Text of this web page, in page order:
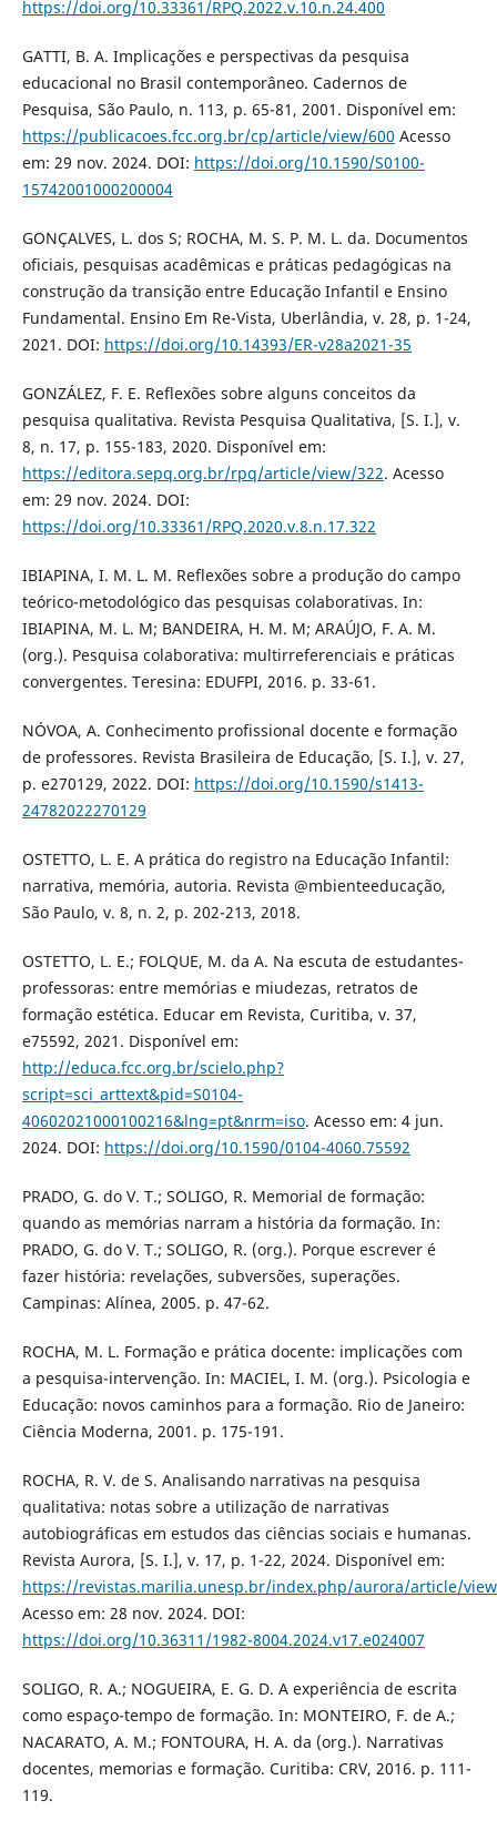
https://doi.org/10.33361/RPQ.2022.v.10.n.24.400
GATTI, B. A. Implicações e perspectivas da pesquisa
educacional no Brasil contemporâneo. Cadernos de
Pesquisa, São Paulo, n. 113, p. 65-81, 2001. Disponível em:
https://publicacoes.fcc.org.br/cp/article/view/600 Acesso
em: 29 nov. 2024. DOI: https://doi.org/10.1590/S0100-
15742001000200004
GONÇALVES, L. dos S; ROCHA, M. S. P. M. L. da. Documentos
oficiais, pesquisas acadêmicas e práticas pedagógicas na
construção da transição entre Educação Infantil e Ensino
Fundamental. Ensino Em Re-Vista, Uberlândia, v. 28, p. 1-24,
2021. DOI: https://doi.org/10.14393/ER-v28a2021-35
GONZÁLEZ, F. E. Reflexões sobre alguns conceitos da
pesquisa qualitativa. Revista Pesquisa Qualitativa, [S. I.], v.
8, n. 17, p. 155-183, 2020. Disponível em:
https://editora.sepq.org.br/rpq/article/view/322. Acesso
em: 29 nov. 2024. DOI:
https://doi.org/10.33361/RPQ.2020.v.8.n.17.322
IBIAPINA, I. M. L. M. Reflexões sobre a produção do campo
teórico-metodológico das pesquisas colaborativas. In:
IBIAPINA, M. L. M; BANDEIRA, H. M. M; ARAÚJO, F. A. M.
(org.). Pesquisa colaborativa: multirreferenciais e práticas
convergentes. Teresina: EDUFPI, 2016. p. 33-61.
NÓVOA, A. Conhecimento profissional docente e formação
de professores. Revista Brasileira de Educação, [S. I.], v. 27,
p. e270129, 2022. DOI: https://doi.org/10.1590/s1413-
24782022270129
OSTETTO, L. E. A prática do registro na Educação Infantil:
narrativa, memória, autoria. Revista @mbienteeducação,
São Paulo, v. 8, n. 2, p. 202-213, 2018.
OSTETTO, L. E.; FOLQUE, M. da A. Na escuta de estudantes-
professoras: entre memórias e miudezas, retratos de
formação estética. Educar em Revista, Curitiba, v. 37,
e75592, 2021. Disponível em:
http://educa.fcc.org.br/scielo.php?
script=sci_arttext&pid=S0104-
40602021000100216&lng=pt&nrm=iso. Acesso em: 4 jun.
2024. DOI: https://doi.org/10.1590/0104-4060.75592
PRADO, G. do V. T.; SOLIGO, R. Memorial de formação:
quando as memórias narram a história da formação. In:
PRADO, G. do V. T.; SOLIGO, R. (org.). Porque escrever é
fazer história: revelações, subversões, superações.
Campinas: Alínea, 2005. p. 47-62.
ROCHA, M. L. Formação e prática docente: implicações com
a pesquisa-intervenção. In: MACIEL, I. M. (org.). Psicologia e
Educação: novos caminhos para a formação. Rio de Janeiro:
Ciência Moderna, 2001. p. 175-191.
ROCHA, R. V. de S. Analisando narrativas na pesquisa
qualitativa: notas sobre a utilização de narrativas
autobiográficas em estudos das ciências sociais e humanas.
Revista Aurora, [S. I.], v. 17, p. 1-22, 2024. Disponível em:
https://revistas.marilia.unesp.br/index.php/aurora/article/
Acesso em: 28 nov. 2024. DOI:
https://doi.org/10.36311/1982-8004.2024.v17.e024007
SOLIGO, R. A.; NOGUEIRA, E. G. D. A experiência de escrita
como espaço-tempo de formação. In: MONTEIRO, F. de A.;
NACARATO, A. M.; FONTOURA, H. A. da (org.). Narrativas
docentes, memorias e formação. Curitiba: CRV, 2016. p. 111-
119.